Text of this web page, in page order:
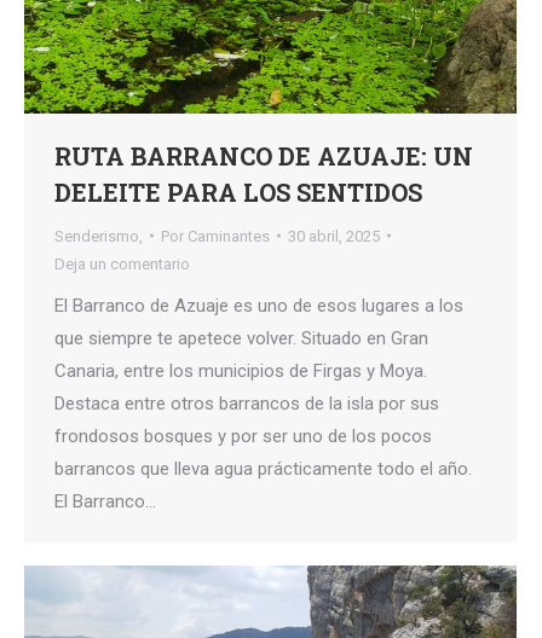
RUTA BARRANCO DE AZUAJE: UN
DELEITE PARA LOS SENTIDOS
Senderismo, Por Caminantes
30 abril, 2025
Deja un comentario
El Barranco de Azuaje es uno de esos lugares a los
que siempre te apetece volver. Situado en Gran
Canaria, entre los municipios de Firgas y Moya.
Destaca entre otros barrancos de la isla por sus
frondosos bosques y por ser uno de los pocos
barrancos que lleva agua prácticamente todo el año.
El Barranco…